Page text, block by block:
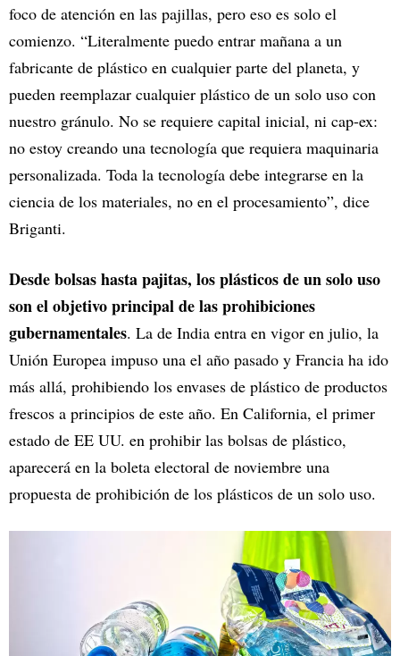
foco de atención en las pajillas, pero eso es solo el
comienzo. “Literalmente puedo entrar mañana a un
fabricante de plástico en cualquier parte del planeta, y
pueden reemplazar cualquier plástico de un solo uso con
nuestro gránulo. No se requiere capital inicial, ni cap-ex:
no estoy creando una tecnología que requiera maquinaria
personalizada. Toda la tecnología debe integrarse en la
ciencia de los materiales, no en el procesamiento”, dice
Briganti.
Desde bolsas hasta pajitas, los plásticos de un solo uso
son el objetivo principal de las prohibiciones
gubernamentales. La de India entra en vigor en julio, la
Unión Europea impuso una el año pasado y Francia ha ido
más allá, prohibiendo los envases de plástico de productos
frescos a principios de este año. En California, el primer
estado de EE UU. en prohibir las bolsas de plástico,
aparecerá en la boleta electoral de noviembre una
propuesta de prohibición de los plásticos de un solo uso.